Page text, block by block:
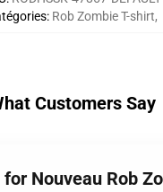
: Rob Zombie T-shirt,
Customers Say
Nouveau Rob